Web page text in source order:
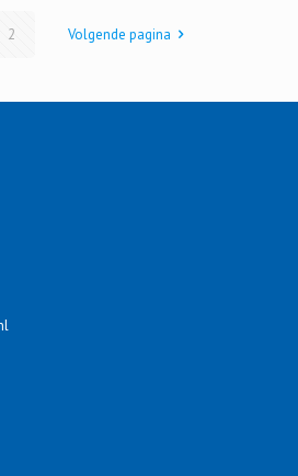
2 Volgende pagina